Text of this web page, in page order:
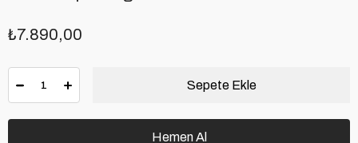
₺7.890,00